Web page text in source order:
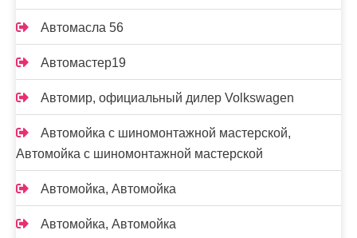
Автомасла 56
Автомастер19
Автомир, официальный дилер Volkswagen
Автомойка с шиномонтажной мастерской,
Автомойка с шиномонтажной мастерской
Автомойка, Автомойка
Автомойка, Автомойка